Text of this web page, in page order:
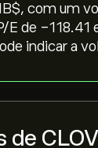
com um
E de -118.41
indicar a
de CLOV